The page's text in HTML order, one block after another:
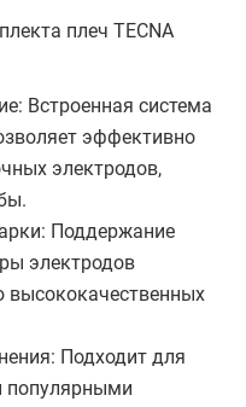
плеч TECNA
Встроенная система
эффективно
электродов,
Поддержание
электродов
высококачественных
Подходит для
популярными